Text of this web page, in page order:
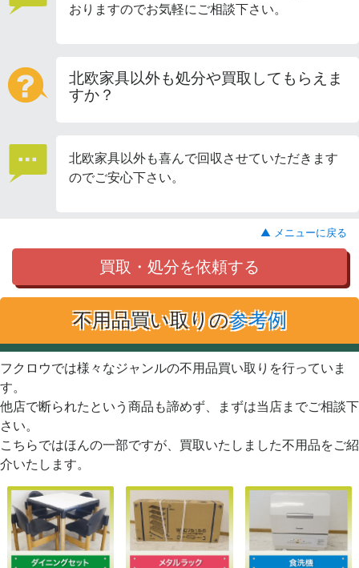
おりますのでお気軽にご相談下さい。
北欧家具以外も処分や買取してもらえま
すか？
北欧家具以外も喜んで回収させていただきます
のでご安心下さい。
▲ メニューに戻る
買取・処分を依頼する
不用品買い取りの参考例
フクロウでは様々なジャンルの不用品買い取りを行っていま
す。
他店で断られたという商品も諦めず、まずは当店までご相談下
さい。
こちらではほんの一部ですが、買取いたしました不用品をご紹
介いたします。